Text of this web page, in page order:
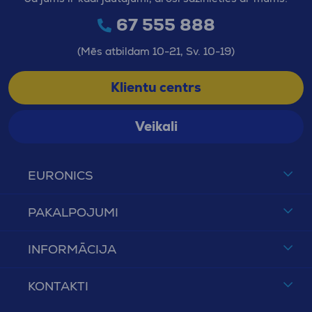
EURONICS
PAKALPOJUMI
INFORMĀCIJA
KONTAKTI
67 555 888
(Mēs atbildam 10-21, Sv. 10-19)
Klientu centrs
Veikali